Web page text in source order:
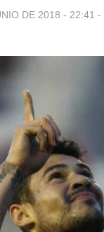
DE 2018 - 22:41 -